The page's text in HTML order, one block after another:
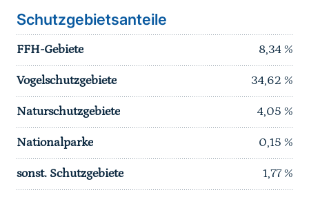
Schutzgebietsanteile
FFH-Gebiete 8,34 %
Vogelschutzgebiete 34,62 %
Naturschutzgebiete 4,05 %
Nationalparke 0,15 %
sonst. Schutzgebiete 1,77 %